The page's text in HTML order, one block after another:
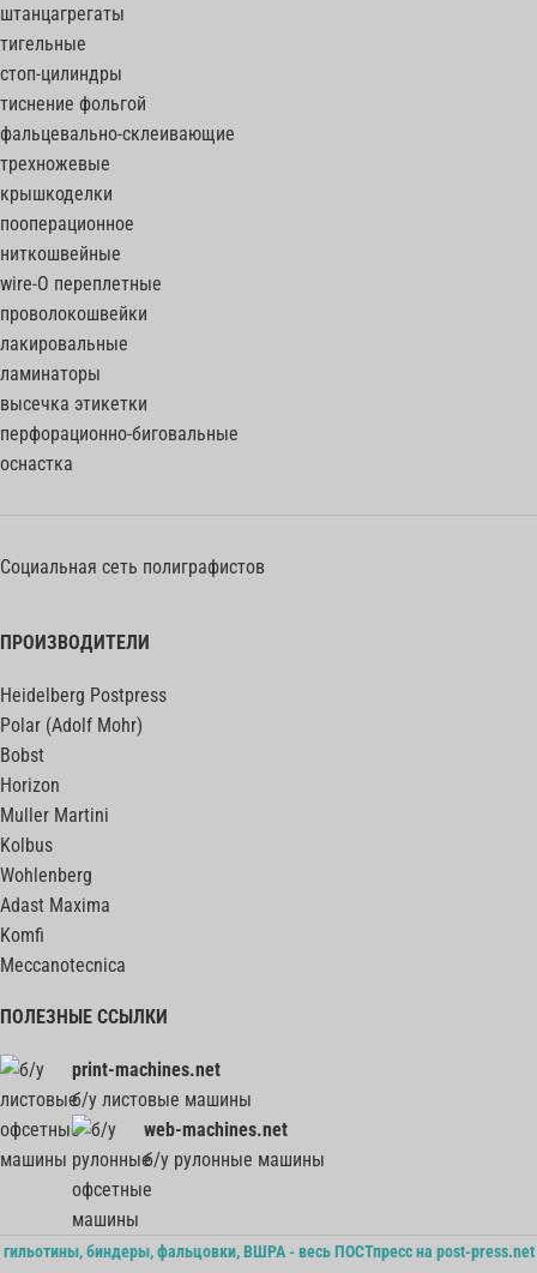
штанцагрегаты
тигельные
стоп-цилиндры
тиснение фольгой
фальцевально-склеивающие
трехножевые
крышкоделки
пооперационное
ниткошвейные
wire-O переплетные
проволокошвейки
лакировальные
ламинаторы
высечка этикетки
перфорационно-биговальные
оснастка
Социальная сеть полиграфистов
ПРОИЗВОДИТЕЛИ
Heidelberg Postpress
Polar (Adolf Mohr)
Bobst
Horizon
Muller Martini
Kolbus
Wohlenberg
Adast Maxima
Komfi
Meccanotecnica
ПОЛЕЗНЫЕ ССЫЛКИ
print-machines.net
б/у листовые машины
web-machines.net
б/у рулонные машины
гильотины, биндеры, фальцовки, ВШРА - весь ПОСТпресс на post-press.net